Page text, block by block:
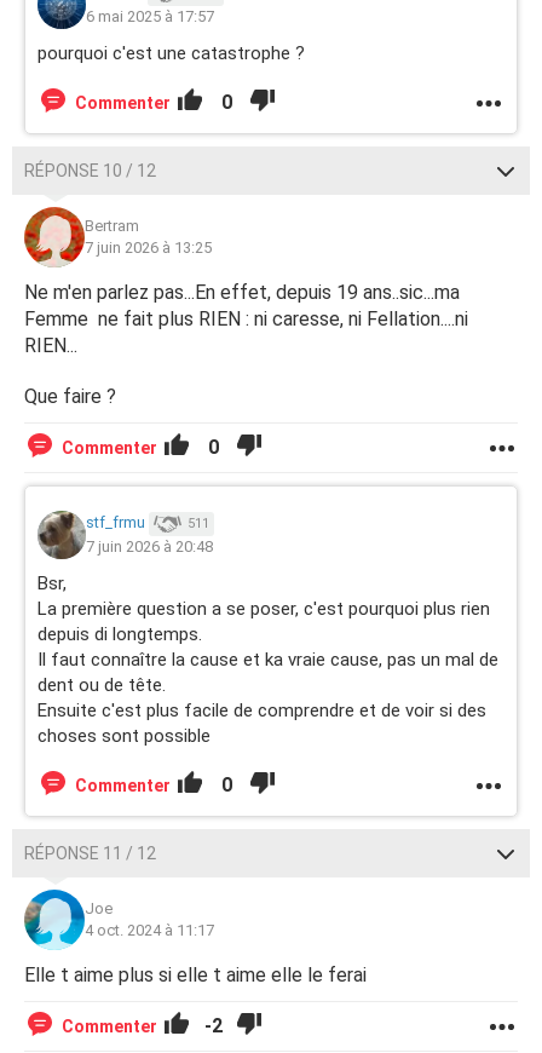
6 mai 2025 à 17:57
pourquoi c'est une catastrophe ?
Commenter 0
RÉPONSE 10 / 12
Bertram
7 juin 2026 à 13:25
Ne m'en parlez pas...En effet, depuis 19 ans..sic...ma
Femme ne fait plus RIEN : ni caresse, ni Fellation....ni
RIEN...
Que faire ?
Commenter 0
stf_frmu 511
7 juin 2026 à 20:48
Bsr,
La première question a se poser, c'est pourquoi plus rien
depuis di longtemps.
Il faut connaître la cause et ka vraie cause, pas un mal de
dent ou de tête.
Ensuite c'est plus facile de comprendre et de voir si des
choses sont possible
Commenter 0
RÉPONSE 11 / 12
Joe
4 oct. 2024 à 11:17
Elle t aime plus si elle t aime elle le ferai
Commenter -2